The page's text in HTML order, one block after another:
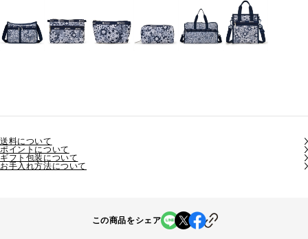
送料について
ポイントについて
ギフト包装について
お手入れ方法について
この商品をシェア